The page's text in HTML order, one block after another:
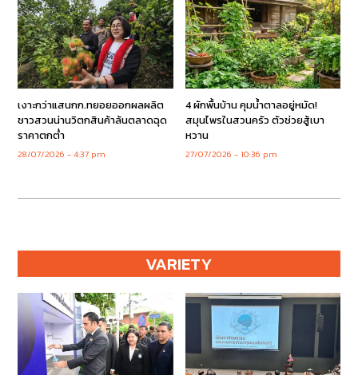
เงาะกว่าแสนกก.ทยอยออกผลผลิต
ชาวสวนน่านวิตกสินค้าล้นตลาดฉุด
ราคาตกต่ำ
28/07/2026 4:37 pm
4 ผักพื้นบ้าน คุมน้ำตาลอยู่หมัด!
สมุนไพรในสวนครัว ตัวช่วยสู้เบา
หวาน
27/07/2026 10:36 pm
VARIETY